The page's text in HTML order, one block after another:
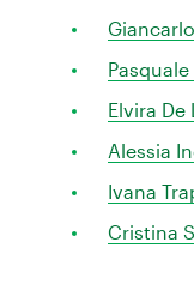
Elvira De
Alessia
Ivana
Cristina